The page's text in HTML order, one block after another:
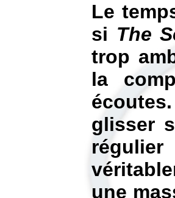
Le
si The
trop
la
glisser
une